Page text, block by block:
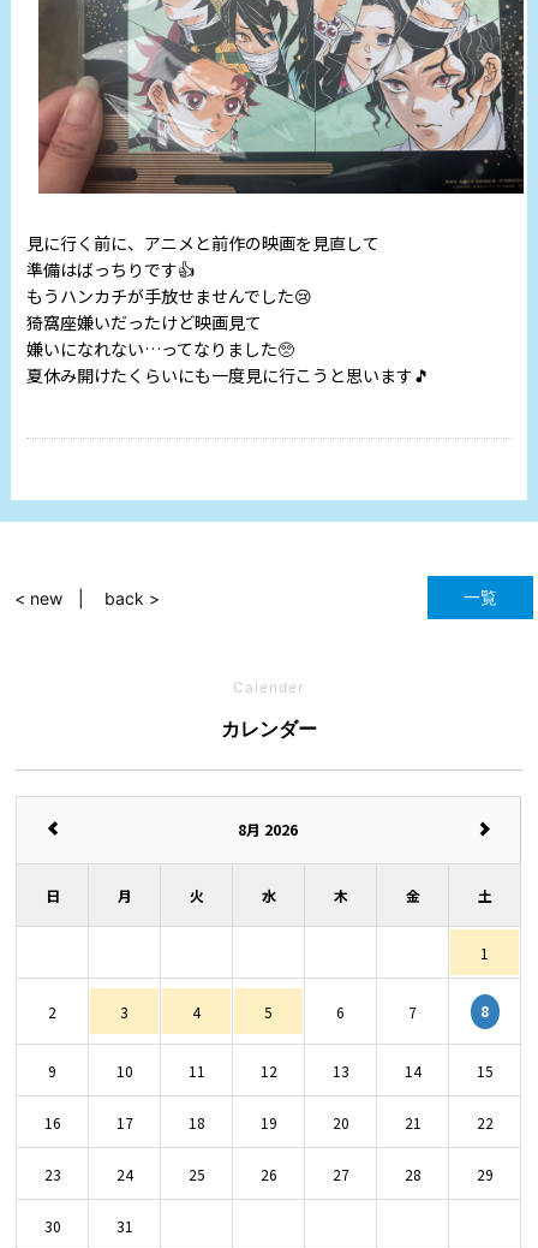
見に行く前に、アニメと前作の映画を見直して
準備はばっちりです👍
もうハンカチが手放せませんでした😢
猗窩座嫌いだったけど映画見て
嫌いになれない…ってなりました🥺
夏休み開けたくらいにも一度見に行こうと思います🎵
一覧
< new back >
Calender
カレンダー
8月 2026
日 月 火 水 木 金 土
1
2 3 4 5 6 7 8
9 10 11 12 13 14 15
16 17 18 19 20 21 22
23 24 25 26 27 28 29
30 31